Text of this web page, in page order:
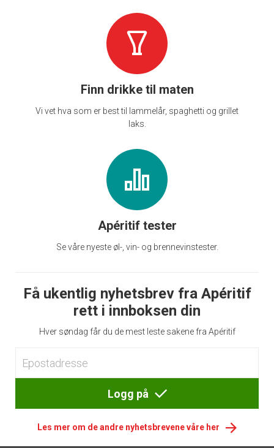
Finn drikke til maten
Vi vet hva som er best til lammelår, spaghetti og grillet
laks.
Apéritif tester
Se våre nyeste øl-, vin- og brennevinstester.
Få ukentlig nyhetsbrev fra Apéritif
rett i innboksen din
Hver søndag får du de mest leste sakene fra Apéritif
Logg på
Les mer om de andre nyhetsbrevene våre her